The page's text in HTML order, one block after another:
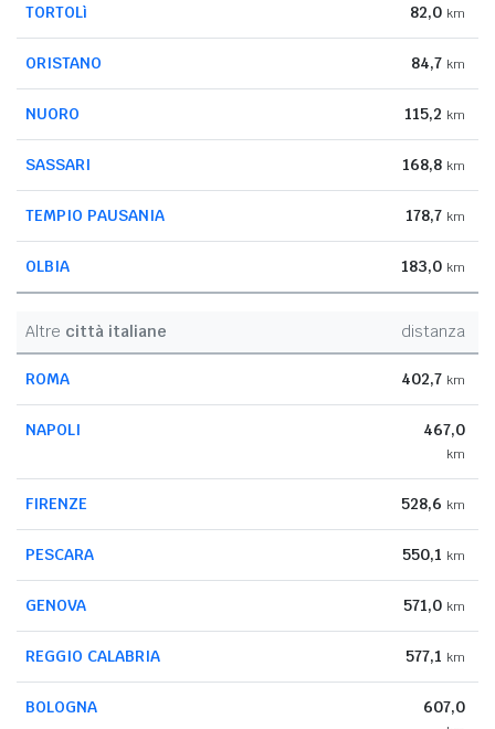
TORTOLì 82,0 km
ORISTANO 84,7 km
NUORO 115,2 km
SASSARI 168,8 km
TEMPIO PAUSANIA 178,7 km
OLBIA 183,0 km
Altre città italiane distanza
ROMA 402,7 km
NAPOLI 467,0
km
FIRENZE 528,6 km
PESCARA 550,1 km
GENOVA 571,0 km
REGGIO CALABRIA 577,1 km
BOLOGNA 607,0